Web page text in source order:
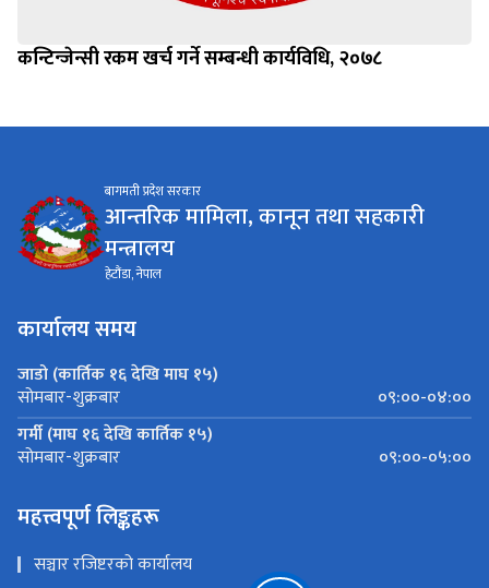
कन्टिन्जेन्सी रकम खर्च गर्ने सम्बन्धी कार्यविधि, २०७८
बागमती प्रदेश सरकार
आन्तरिक मामिला, कानून तथा सहकारी
मन्त्रालय
हेटौंडा, नेपाल
कार्यालय समय
जाडो (कार्तिक १६ देखि माघ १५)
सोमबार-शुक्रबार
०९:००-०४:००
गर्मी (माघ १६ देखि कार्तिक १५)
सोमबार-शुक्रबार ०९:००-०५:००
महत्त्वपूर्ण लिङ्कहरू
सञ्चार रजिष्टरको कार्यालय